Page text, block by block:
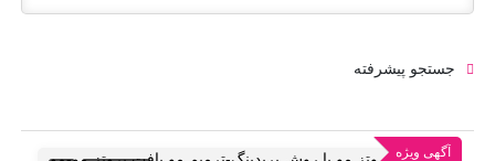
جستجو پیشرفته
آگهی ویژه